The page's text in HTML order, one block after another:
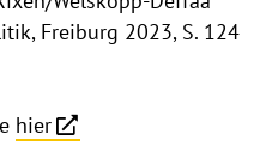
Freiburg 2023, S. 124
hier